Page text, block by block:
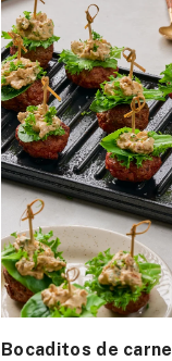
Bocaditos de carne